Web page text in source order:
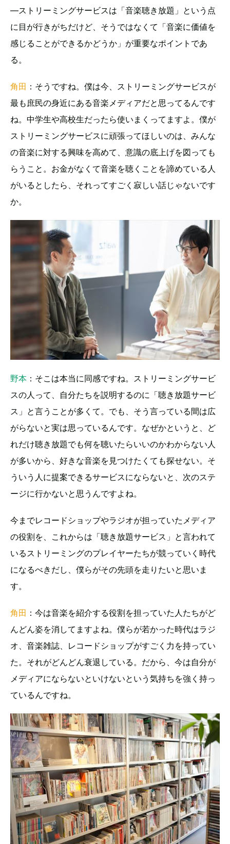
―ストリーミングサービスは「音楽聴き放題」という点
に目が行きがちだけど、そうではなくて「音楽に価値を
感じることができるかどうか」が重要なポイントであ
る。
角田 ：そうですね。僕は今、ストリーミングサービスが
最も庶民の身近にある音楽メディアだと思ってるんです
ね。中学生や高校生だったら使いまくってますよ。僕が
ストリーミングサービスに頑張ってほしいのは、みんな
の音楽に対する興味を高めて、意識の底上げを図っても
らうこと。お金がなくて音楽を聴くことを諦めている人
がいるとしたら、それってすごく寂しい話じゃないです
か。
野本 ：そこは本当に同感ですね。ストリーミングサービ
スの人って、自分たちを説明するのに「聴き放題サービ
ス」と言うことが多くて。でも、そう言っている間は広
がらないと実は思っているんです。なぜかというと、ど
れだけ聴き放題でも何を聴いたらいいのかわからない人
が多いから、好きな音楽を見つけたくても探せない。そ
ういう人に提案できるサービスにならないと、次のステ
ージに行かないと思うんですよね。
今までレコードショップやラジオが担っていたメディア
の役割を、これからは「聴き放題サービス」と言われて
いるストリーミングのプレイヤーたちが競っていく時代
になるべきだし、僕らがその先頭を走りたいと思いま
す。
角田 ：今は音楽を紹介する役割を担っていた人たちがど
んどん姿を消してますよね。僕らが若かった時代はラジ
オ、音楽雑誌、レコードショップがすごく力を持ってい
た。それがどんどん衰退している。だから、今は自分が
メディアにならないといけないという気持ちを強く持っ
ているんですね。